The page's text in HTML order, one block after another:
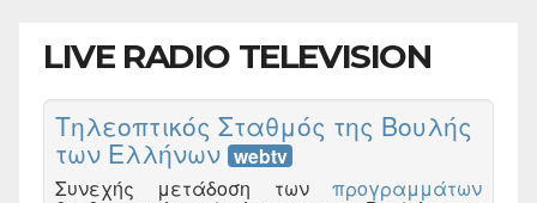
LIVE RADIO TELEVISION